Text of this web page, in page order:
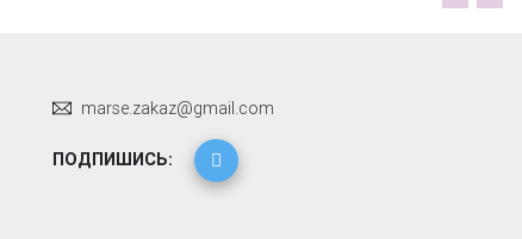
marse.zakaz@gmail.com
ПОДПИШИСЬ: